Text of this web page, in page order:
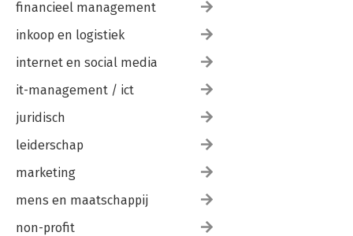
financieel management
inkoop en logistiek
internet en social media
it-management / ict
juridisch
leiderschap
marketing
mens en maatschappij
non-profit